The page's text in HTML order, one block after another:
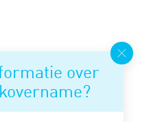
over